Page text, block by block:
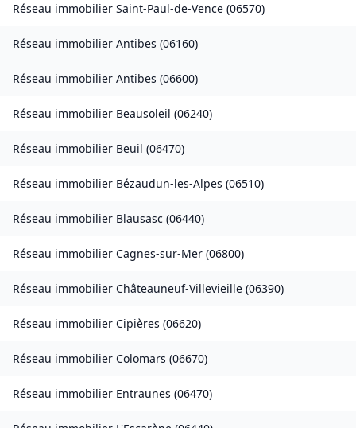
Réseau immobilier Saint-Paul-de-Vence (06570)
Réseau immobilier Antibes (06160)
Réseau immobilier Antibes (06600)
Réseau immobilier Beausoleil (06240)
Réseau immobilier Beuil (06470)
Réseau immobilier Bézaudun-les-Alpes (06510)
Réseau immobilier Blausasc (06440)
Réseau immobilier Cagnes-sur-Mer (06800)
Réseau immobilier Châteauneuf-Villevieille (06390)
Réseau immobilier Cipières (06620)
Réseau immobilier Colomars (06670)
Réseau immobilier Entraunes (06470)